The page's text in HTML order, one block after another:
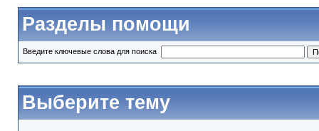
Разделы помощи
Введите ключевые слова для поиска
Выберите тему